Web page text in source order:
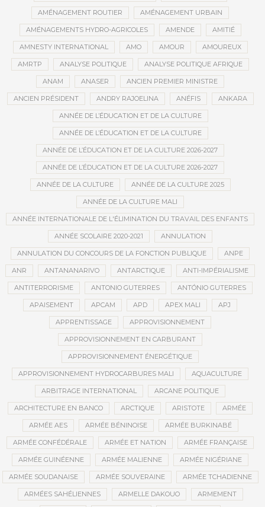
AMÉNAGEMENT ROUTIER AMÉNAGEMENT URBAIN
AMÉNAGEMENTS HYDRO-AGRICOLES AMENDE AMITIÉ
AMNESTY INTERNATIONAL AMO AMOUR AMOUREUX
AMRTP ANALYSE POLITIQUE ANALYSE POLITIQUE AFRIQUE
ANAM ANASER ANCIEN PREMIER MINISTRE
ANCIEN PRÉSIDENT ANDRY RAJOELINA ANÉFIS ANKARA
ANNÉE DE L’ÉDUCATION ET DE LA CULTURE
ANNÉE DE L’ÉDUCATION ET DE LA CULTURE
ANNÉE DE L’ÉDUCATION ET DE LA CULTURE 2026-2027
ANNÉE DE L’ÉDUCATION ET DE LA CULTURE 2026-2027
ANNÉE DE LA CULTURE ANNÉE DE LA CULTURE 2025
ANNÉE DE LA CULTURE MALI
ANNÉE INTERNATIONALE DE L'ÉLIMINATION DU TRAVAIL DES ENFANTS
ANNÉE SCOLAIRE 2020-2021 ANNULATION
ANNULATION DU CONCOURS DE LA FONCTION PUBLIQUE ANPE
ANR ANTANANARIVO ANTARCTIQUE ANTI-IMPÉRIALISME
ANTITERRORISME ANTONIO GUTERRES ANTÓNIO GUTERRES
APAISEMENT APCAM APD APEX MALI APJ
APPRENTISSAGE APPROVISIONNEMENT
APPROVISIONNEMENT EN CARBURANT
APPROVISIONNEMENT ÉNERGÉTIQUE
APPROVISIONNEMENT HYDROCARBURES MALI AQUACULTURE
ARBITRAGE INTERNATIONAL ARCANE POLITIQUE
ARCHITECTURE EN BANCO ARCTIQUE ARISTOTE ARMÉE
ARMÉE AES ARMÉE BÉNINOISE ARMÉE BURKINABÉ
ARMÉE CONFÉDÉRALE ARMÉE ET NATION ARMÉE FRANÇAISE
ARMÉE GUINÉENNE ARMÉE MALIENNE ARMÉE NIGÉRIANE
ARMÉE SOUDANAISE ARMÉE SOUVERAINE ARMÉE TCHADIENNE
ARMÉES SAHÉLIENNES ARMELLE DAKOUO ARMEMENT